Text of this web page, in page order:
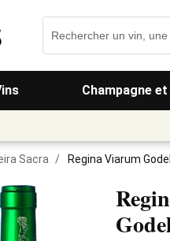
Champagne
Sacra / Regina Viarum